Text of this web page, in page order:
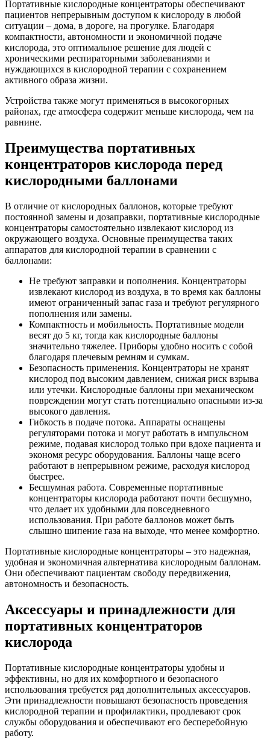
Портативные кислородные концентраторы обеспечивают
пациентов непрерывным доступом к кислороду в любой
ситуации – дома, в дороге, на прогулке. Благодаря
компактности, автономности и экономичной подаче
кислорода, это оптимальное решение для людей с
хроническими респираторными заболеваниями и
нуждающихся в кислородной терапии с сохранением
активного образа жизни.
Устройства также могут применяться в высокогорных
районах, где атмосфера содержит меньше кислорода, чем на
равнине.
Преимущества портативных
концентраторов кислорода перед
кислородными баллонами
В отличие от кислородных баллонов, которые требуют
постоянной замены и дозаправки, портативные кислородные
концентраторы самостоятельно извлекают кислород из
окружающего воздуха. Основные преимущества таких
аппаратов для кислородной терапии в сравнении с
баллонами:
Не требуют заправки и пополнения. Концентраторы
извлекают кислород из воздуха, в то время как баллоны
имеют ограниченный запас газа и требуют регулярного
пополнения или замены.
Компактность и мобильность. Портативные модели
весят до 5 кг, тогда как кислородные баллоны
значительно тяжелее. Приборы удобно носить с собой
благодаря плечевым ремням и сумкам.
Безопасность применения. Концентраторы не хранят
кислород под высоким давлением, снижая риск взрыва
или утечки. Кислородные баллоны при механическом
повреждении могут стать потенциально опасными из-за
высокого давления.
Гибкость в подаче потока. Аппараты оснащены
регуляторами потока и могут работать в импульсном
режиме, подавая кислород только при вдохе пациента и
экономя ресурс оборудования. Баллоны чаще всего
работают в непрерывном режиме, расходуя кислород
быстрее.
Бесшумная работа. Современные портативные
концентраторы кислорода работают почти бесшумно,
что делает их удобными для повседневного
использования. При работе баллонов может быть
слышно шипение газа на выходе, что менее комфортно.
Портативные кислородные концентраторы – это надежная,
удобная и экономичная альтернатива кислородным баллонам.
Они обеспечивают пациентам свободу передвижения,
автономность и безопасность.
Аксессуары и принадлежности для
портативных концентраторов
кислорода
Портативные кислородные концентраторы удобны и
эффективны, но для их комфортного и безопасного
использования требуется ряд дополнительных аксессуаров.
Эти принадлежности повышают безопасность проведения
кислородной терапии и профилактики, продлевают срок
службы оборудования и обеспечивают его бесперебойную
работу.